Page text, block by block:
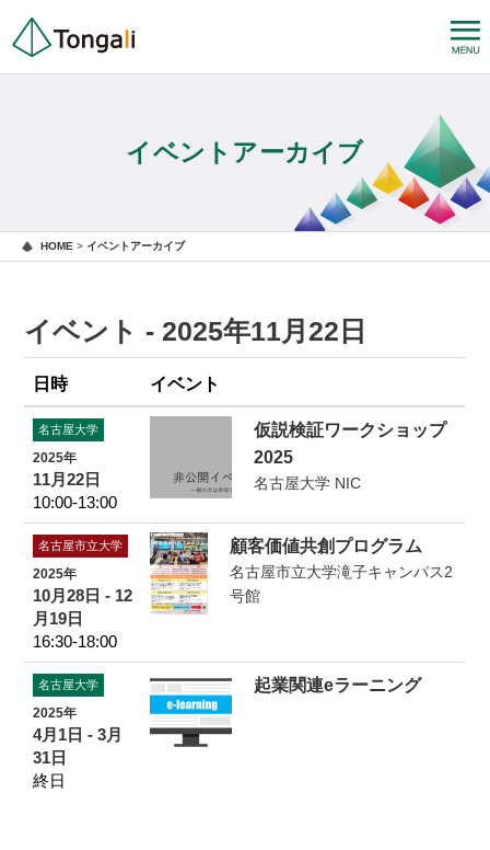
イベントアーカイブ
HOME > イベントアーカイブ
イベント - 2025年11月22日
日時 イベント
名古屋大学
2025年
11月22日
10:00-13:00
仮説検証ワークショップ
2025
名古屋大学 NIC
名古屋市立大学
2025年
10月28日 - 12
月19日
16:30-18:00
顧客価値共創プログラム
名古屋市立大学滝子キャンパス2
号館
名古屋大学
2025年
4月1日 - 3月
31日
終日
起業関連eラーニング